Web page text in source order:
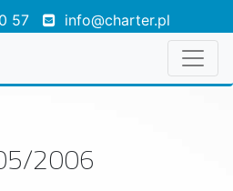
57 info@charter.pl
2006